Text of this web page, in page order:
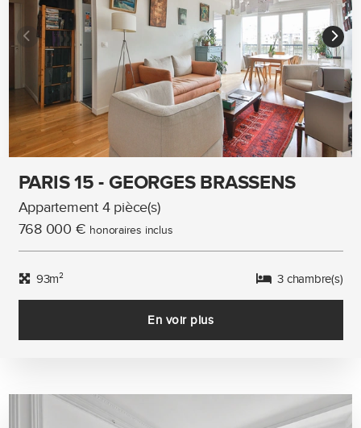
PARIS 15 - GEORGES BRASSENS
Appartement 4 pièce(s)
768 000 € honoraires inclus
93m² 3 chambre(s)
En voir plus